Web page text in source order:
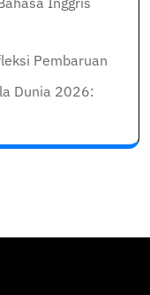
Pembaruan
Dunia 2026: